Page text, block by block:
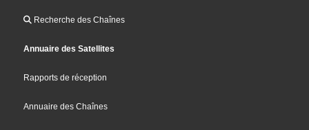
Recherche des Chaînes
Annuaire des Satellites
Rapports de réception
Annuaire des Chaînes